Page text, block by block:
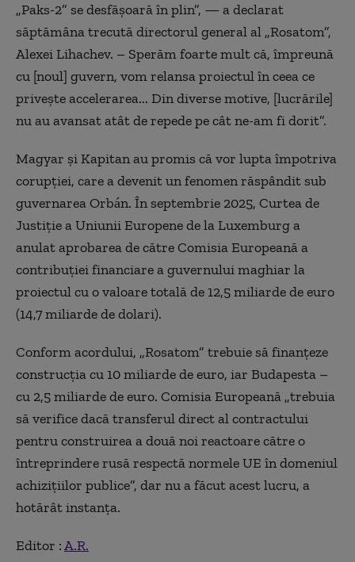
„Paks-2” se desfășoară în plin”, — a declarat
săptămâna trecută directorul general al „Rosatom”,
Alexei Lihachev. – Sperăm foarte mult că, împreună
cu [noul] guvern, vom relansa proiectul în ceea ce
privește accelerarea... Din diverse motive, [lucrările]
nu au avansat atât de repede pe cât ne-am fi dorit”.
Magyar și Kapitan au promis că vor lupta împotriva
corupției, care a devenit un fenomen răspândit sub
guvernarea Orbán. În septembrie 2025, Curtea de
Justiție a Uniunii Europene de la Luxemburg a
anulat aprobarea de către Comisia Europeană a
contribuției financiare a guvernului maghiar la
proiectul cu o valoare totală de 12,5 miliarde de euro
(14,7 miliarde de dolari).
Conform acordului, „Rosatom” trebuie să finanțeze
construcția cu 10 miliarde de euro, iar Budapesta –
cu 2,5 miliarde de euro. Comisia Europeană „trebuia
să verifice dacă transferul direct al contractului
pentru construirea a două noi reactoare către o
întreprindere rusă respectă normele UE în domeniul
achizițiilor publice”, dar nu a făcut acest lucru, a
hotărât instanța.
Editor :A.R.